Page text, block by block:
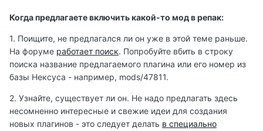
Когда предлагаете включить какой-то мод в репак:
1. Поищите, не предлагался ли он уже в этой теме раньше.
На форуме работает поиск. Попробуйте вбить в строку
поиска название предлагаемого плагина или его номер из
базы Нексуса - например, mods/47811.
2. Узнайте, существует ли он. Не надо предлагать здесь
несомненно интересные и свежие идеи для создания
новых плагинов - это следует делать в специально